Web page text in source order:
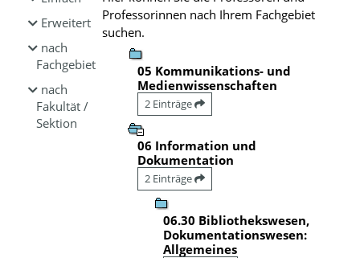
Erweitert
nach
Fachgebiet
nach
Fakultät /
Sektion
Professorinnen nach Ihrem Fachgebiet
suchen.
05 Kommunikations- und
Medienwissenschaften
2 Einträge
06 Information und
Dokumentation
2 Einträge
06.30 Bibliothekswesen,
Dokumentationswesen:
Allgemeines